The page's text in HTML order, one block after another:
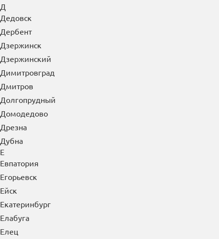
Глазов
Голицыно
Горно-Алтайск
Грозный
Губкин
Гуково
Гусь-Хрустальный
Д
Дедовск
Дербент
Дзержинск
Дзержинский
Димитровград
Дмитров
Долгопрудный
Домодедово
Дрезна
Дубна